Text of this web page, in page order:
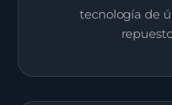
tecnología de